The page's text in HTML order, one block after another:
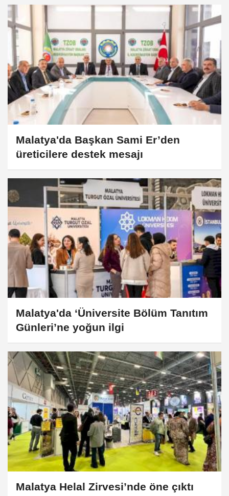
Malatya'da Başkan Sami Er’den
üreticilere destek mesajı
Malatya'da ‘Üniversite Bölüm Tanıtım
Günleri’ne yoğun ilgi
Malatya Helal Zirvesi’nde öne çıktı